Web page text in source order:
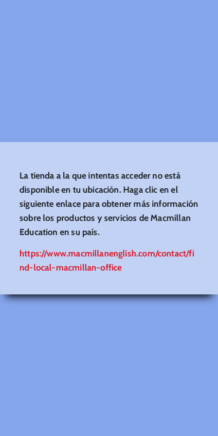
La tienda a la que intentas acceder no está
disponible en tu ubicación. Haga clic en el
siguiente enlace para obtener más información
sobre los productos y servicios de Macmillan
Education en su país.
https://www.macmillanenglish.com/contact/fi
nd-local-macmillan-office